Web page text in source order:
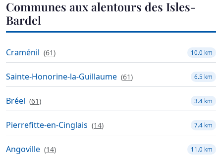
Communes aux alentours des Isles-
Bardel
Craménil (61) 10.0 km
Sainte-Honorine-la-Guillaume (61) 6.5 km
Bréel (61) 3.4 km
Pierrefitte-en-Cinglais (14) 7.4 km
Angoville (14) 11.0 km